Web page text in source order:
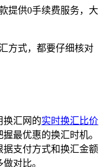
提供0手续费服务，大
方式，都要仔细核对
换汇网的实时换汇比价
最优惠的换汇时机。
据支付方式和换汇金额
对比。